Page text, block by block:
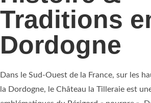
Traditions
Dordogne
Dans le Sud-Ouest de la France, sur les
la Dordogne, le Château la Tilleraie est